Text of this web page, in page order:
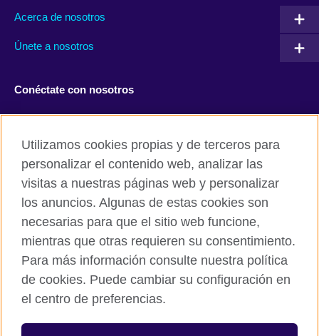
Acerca de nosotros
Únete a nosotros
Conéctate con nosotros
British Council global
Políticas de privacidad y condiciones de uso
© 2026 British Council
Utilizamos cookies propias y de terceros para
personalizar el contenido web, analizar las
visitas a nuestras páginas web y personalizar
los anuncios. Algunas de estas cookies son
necesarias para que el sitio web funcione,
mientras que otras requieren su consentimiento.
Para más información consulte nuestra política
de cookies. Puede cambiar su configuración en
el centro de preferencias.